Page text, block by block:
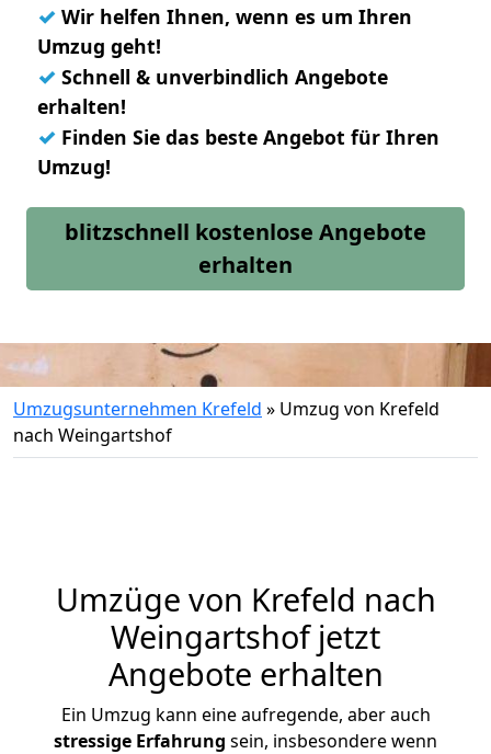
✓ Wir helfen Ihnen, wenn es um Ihren
Umzug geht!
✓ Schnell & unverbindlich Angebote
erhalten!
✓ Finden Sie das beste Angebot für Ihren
Umzug!
blitzschnell kostenlose Angebote
erhalten
Umzugsunternehmen Krefeld » Umzug von Krefeld
nach Weingartshof
Umzüge von Krefeld nach
Weingartshof jetzt
Angebote erhalten
Ein Umzug kann eine aufregende, aber auch
stressige Erfahrung sein, insbesondere wenn